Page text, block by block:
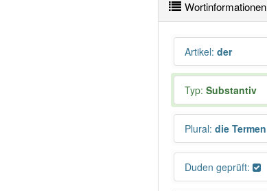
Wortinformationen
Artikel: der
Typ: Substantiv
Plural: die Termen
Duden geprüft: